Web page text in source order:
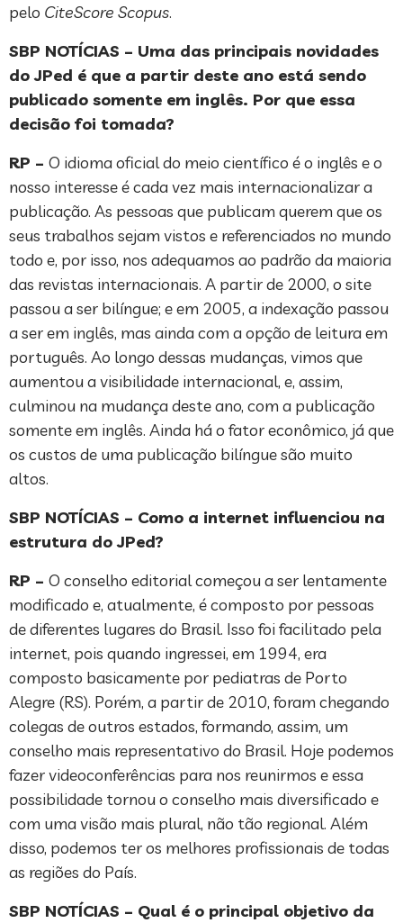
pelo CiteScore Scopus.
SBP NOTÍCIAS – Uma das principais novidades
do JPed é que a partir deste ano está sendo
publicado somente em inglês. Por que essa
decisão foi tomada?
RP – O idioma oficial do meio científico é o inglês e o
nosso interesse é cada vez mais internacionalizar a
publicação. As pessoas que publicam querem que os
seus trabalhos sejam vistos e referenciados no mundo
todo e, por isso, nos adequamos ao padrão da maioria
das revistas internacionais. A partir de 2000, o site
passou a ser bilíngue; e em 2005, a indexação passou
a ser em inglês, mas ainda com a opção de leitura em
português. Ao longo dessas mudanças, vimos que
aumentou a visibilidade internacional, e, assim,
culminou na mudança deste ano, com a publicação
somente em inglês. Ainda há o fator econômico, já que
os custos de uma publicação bilíngue são muito
altos.
SBP NOTÍCIAS – Como a internet influenciou na
estrutura do JPed?
RP – O conselho editorial começou a ser lentamente
modificado e, atualmente, é composto por pessoas
de diferentes lugares do Brasil. Isso foi facilitado pela
internet, pois quando ingressei, em 1994, era
composto basicamente por pediatras de Porto
Alegre (RS). Porém, a partir de 2010, foram chegando
colegas de outros estados, formando, assim, um
conselho mais representativo do Brasil. Hoje podemos
fazer videoconferências para nos reunirmos e essa
possibilidade tornou o conselho mais diversificado e
com uma visão mais plural, não tão regional. Além
disso, podemos ter os melhores profissionais de todas
as regiões do País.
SBP NOTÍCIAS – Qual é o principal objetivo da